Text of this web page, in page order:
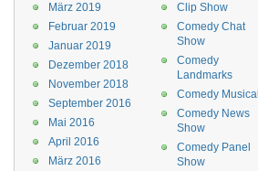
Clip Show
Comedy Chat
Show
Comedy
Landmarks
Comedy Musical
Comedy News
Show
Comedy Panel
Show
März 2019
Februar 2019
Januar 2019
Dezember 2018
November 2018
September 2016
Mai 2016
April 2016
März 2016